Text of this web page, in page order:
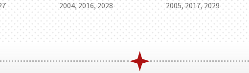
2004, 2016, 2028
2005, 2017, 2029